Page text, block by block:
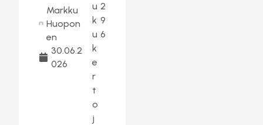
Markku
Huopon
en
30.06.2
026
u
k
u
k
e
r
t
o
j
2
9
6